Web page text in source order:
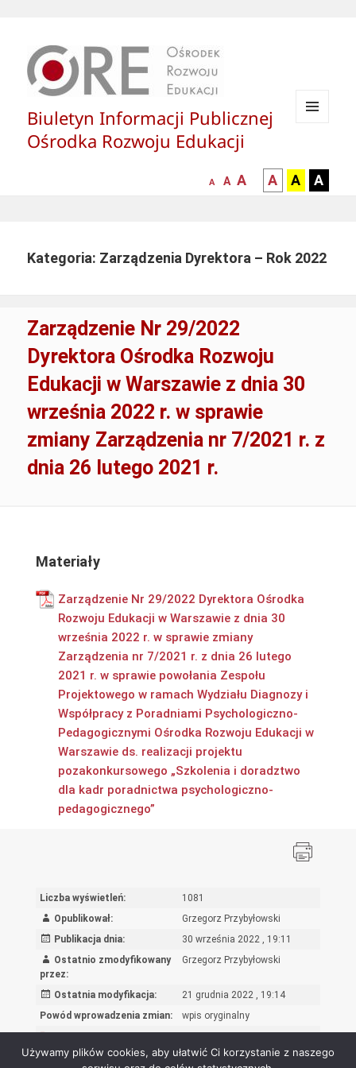
Biuletyn Informacji Publicznej
Ośrodka Rozwoju Edukacji
mniejsza
A
normalna
A
większa-
czcionka
A
kontrast
czarny
tle
A
kontrast
czarny
tle
A
żółty
tle
A
Kategoria: Zarządzenia Dyrektora – Rok 2022
Zarządzenie Nr 29/2022
Dyrektora Ośrodka Rozwoju
Edukacji w Warszawie z dnia 30
września 2022 r. w sprawie
zmiany Zarządzenia nr 7/2021 r. z
dnia 26 lutego 2021 r.
Materiały
Zarządzenie Nr 29/2022 Dyrektora Ośrodka
Rozwoju Edukacji w Warszawie z dnia 30
września 2022 r. w sprawie zmiany
Zarządzenia nr 7/2021 r. z dnia 26 lutego
2021 r. w sprawie powołania Zespołu
Projektowego w ramach Wydziału Diagnozy i
Współpracy z Poradniami Psychologiczno-
Pedagogicznymi Ośrodka Rozwoju Edukacji w
Warszawie ds. realizacji projektu
pozakonkursowego „Szkolenia i doradztwo
dla kadr poradnictwa psychologiczno-
pedagogicznego”
Liczba wyświetleń:
1081
Opublikował:
Grzegorz Przybyłowski
Publikacja dnia:
30 września 2022 , 19:11
Ostatnio zmodyfikowany
przez:
Grzegorz Przybyłowski
Ostatnia modyfikacja:
21 grudnia 2022 , 19:14
Powód wprowadzenia zmian:
wpis oryginalny
Używamy plików cookies, aby ułatwić Ci korzystanie z naszego